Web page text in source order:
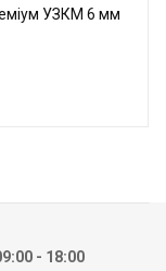
УЗКМ 6 мм
- 18:00